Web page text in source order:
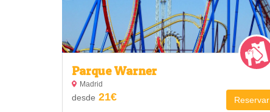
Parque Warner
Madrid
desde 21€ Reservar